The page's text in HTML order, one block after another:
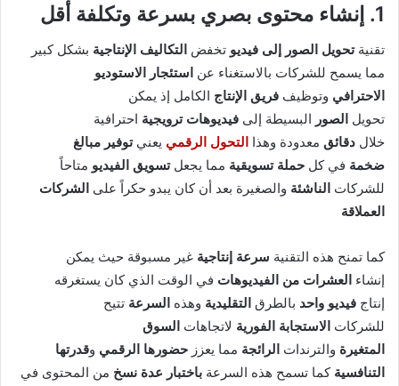
1. إنشاء محتوى بصري بسرعة وتكلفة أقل
تقنيةتحويل الصور إلى فيديو تخفض التكاليف الإنتاجية بشكل كبير
مما يسمح للشركات بالاستغناء عن استئجار الاستوديو
الاحترافي وتوظيف فريق الإنتاج الكامل إذ يمكن
تحويل الصور البسيطة إلى فيديوهات ترويجية احترافية
خلال دقائق معدودة وهذا التحول الرقمي يعنيتوفير مبالغ
ضخمة في كل حملة تسويقية مما يجعلتسويق الفيديو متاحاً
للشركات الناشئة والصغيرة بعد أن كان يبدو حكراً على الشركات
العملاقة
كما تمنح هذه التقنية سرعة إنتاجية غير مسبوقة حيث يمكن
إنشاء العشرات من الفيديوهات في الوقت الذي كان يستغرقه
إنتاج فيديو واحد بالطرق التقليدية وهذه السرعة تتيح
للشركات الاستجابة الفورية لاتجاهات السوق
المتغيرة والترندات الرائجة مما يعزز حضورها الرقمي وقدرتها
التنافسية كما تسمح هذه السرعة باختبار عدة نسخ من المحتوى في